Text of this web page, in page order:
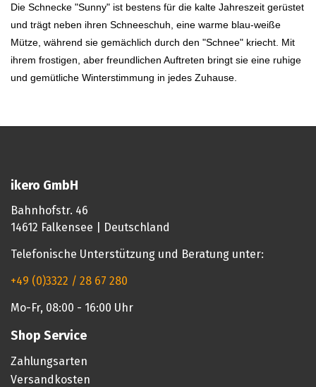
Die Schnecke "Sunny" ist bestens für die kalte Jahreszeit gerüstet
und trägt neben ihren Schneeschuh, eine warme blau-weiße
Mütze, während sie gemächlich durch den "Schnee" kriecht. Mit
ihrem frostigen, aber freundlichen Auftreten bringt sie eine ruhige
und gemütliche Winterstimmung in jedes Zuhause.
ikero GmbH
Bahnhofstr. 46
14612 Falkensee | Deutschland
Telefonische Unterstützung und Beratung unter:
+49 (0)3322 / 28 67 280
Mo-Fr, 08:00 - 16:00 Uhr
Shop Service
Zahlungsarten
Versandkosten